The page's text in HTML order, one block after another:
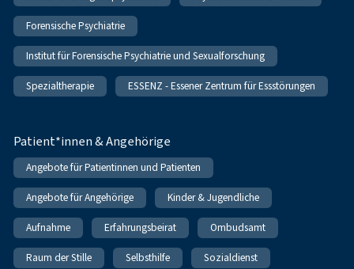
Forensische Psychiatrie
Institut für Forensische Psychiatrie und Sexualforschung
Spezialtherapie ESSENZ - Essener Zentrum für Essstörungen
Patient*innen & Angehörige
Angebote für Patientinnen und Patienten
Angebote für Angehörige Kinder & Jugendliche
Aufnahme Erfahrungsbeirat Ombudsamt
Raum der Stille Selbsthilfe Sozialdienst